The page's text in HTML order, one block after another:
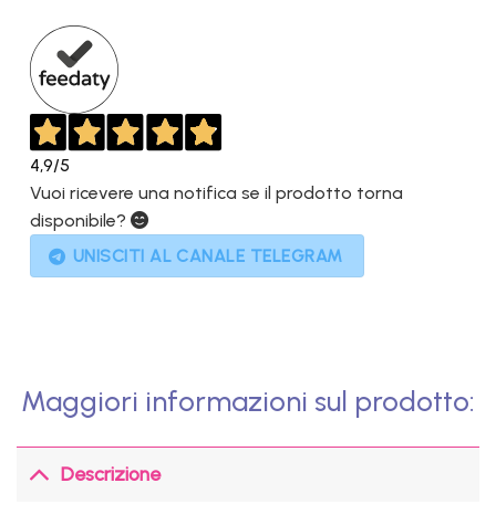
4,9/5
Vuoi ricevere una notifica se il prodotto torna
disponibile?
UNISCITI AL CANALE TELEGRAM
Maggiori informazioni sul prodotto:
Descrizione